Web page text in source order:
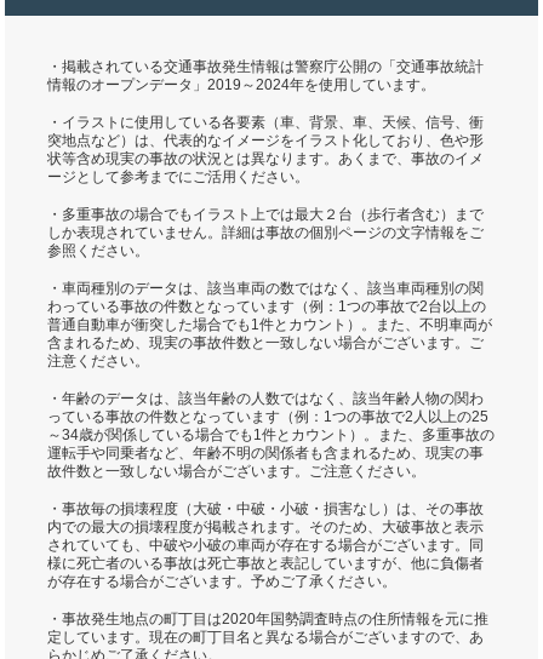
・掲載されている交通事故発生情報は警察庁公開の「交通事故統計
情報のオープンデータ」2019～2024年を使用しています。
・イラストに使用している各要素（車、背景、車、天候、信号、衝
突地点など）は、代表的なイメージをイラスト化しており、色や形
状等含め現実の事故の状況とは異なります。あくまで、事故のイメ
ージとして参考までにご活用ください。
・多重事故の場合でもイラスト上では最大２台（歩行者含む）まで
しか表現されていません。詳細は事故の個別ページの文字情報をご
参照ください。
・車両種別のデータは、該当車両の数ではなく、該当車両種別の関
わっている事故の件数となっています（例：1つの事故で2台以上の
普通自動車が衝突した場合でも1件とカウント）。また、不明車両が
含まれるため、現実の事故件数と一致しない場合がございます。ご
注意ください。
・年齢のデータは、該当年齢の人数ではなく、該当年齢人物の関わ
っている事故の件数となっています（例：1つの事故で2人以上の25
～34歳が関係している場合でも1件とカウント）。また、多重事故の
運転手や同乗者など、年齢不明の関係者も含まれるため、現実の事
故件数と一致しない場合がございます。ご注意ください。
・事故毎の損壊程度（大破・中破・小破・損害なし）は、その事故
内での最大の損壊程度が掲載されます。そのため、大破事故と表示
されていても、中破や小破の車両が存在する場合がございます。同
様に死亡者のいる事故は死亡事故と表記していますが、他に負傷者
が存在する場合がございます。予めご了承ください。
・事故発生地点の町丁目は2020年国勢調査時点の住所情報を元に推
定しています。現在の町丁目名と異なる場合がございますので、あ
らかじめご了承ください。